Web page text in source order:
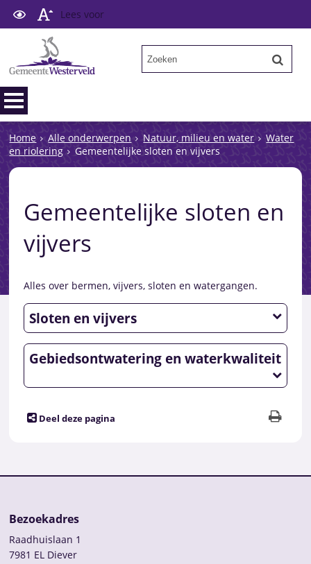
Lees voor
Home Alle onderwerpen Natuur, milieu en water
Water
en riolering
Gemeentelijke sloten en vijvers
Gemeentelijke sloten en
vijvers
Alles over bermen, vijvers, sloten en watergangen.
Sloten en vijvers
Gebiedsontwatering en waterkwaliteit
Deel deze pagina
Bezoekadres
Raadhuislaan 1
7981 EL Diever